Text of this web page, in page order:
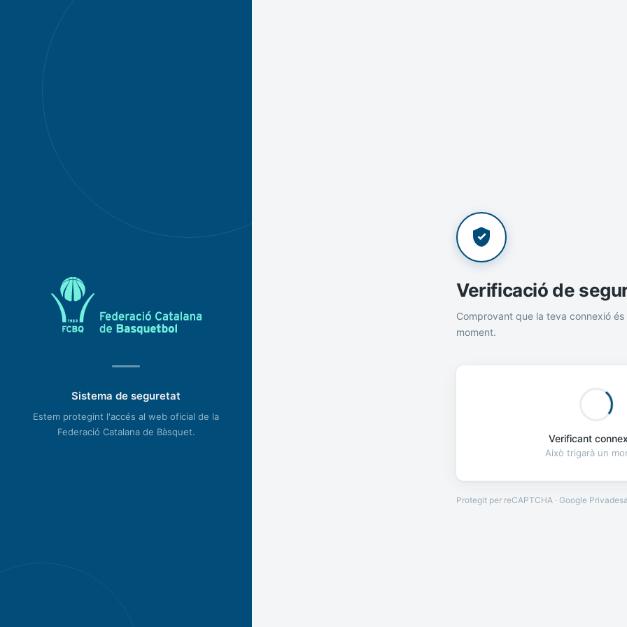
Sistema de seguretat
Estem protegint l'accés al web oficial de la
Federació Catalana de Bàsquet.
Verificació de
Comprovant que la teva connexió és
moment.
Verificant
Això trigarà un
Protegit per reCAPTCHA · Google Privadesa